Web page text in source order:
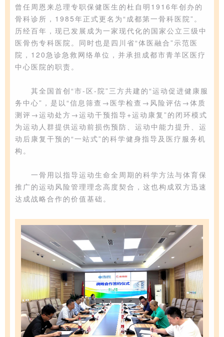
曾任周恩来总理专职保健医生的杜自明1916年创办的
骨科诊所，1985年正式更名为“成都第一骨科医院”。
历经百年，现已发展成为一家现代化的国家公立三级中
医骨伤专科医院。 同时也是 四川省“体医融合”示范医
院， 120急诊 急救网络单位 ，并承担 成都市青羊区医疗
中心医院的职责。
其全国首创“市-区-院”三方共建的“运动促进健康服
务中心”，是 以“信息筛查→医学检查→风险评估→体质
测评 →运动处方→运动干预指导+运动康复”的闭环模式
为运动人群提供运动前损伤预防、运动中能力提升、运
动后康复干预的“一站式”的科学健身指导及医疗服务机
构 。
一骨用以指导运动生命全周期的科学方法与体育保
推广的运动 风险管理理念 高度契合， 这也构成双方迅速
达成战略合作的价值基础 。